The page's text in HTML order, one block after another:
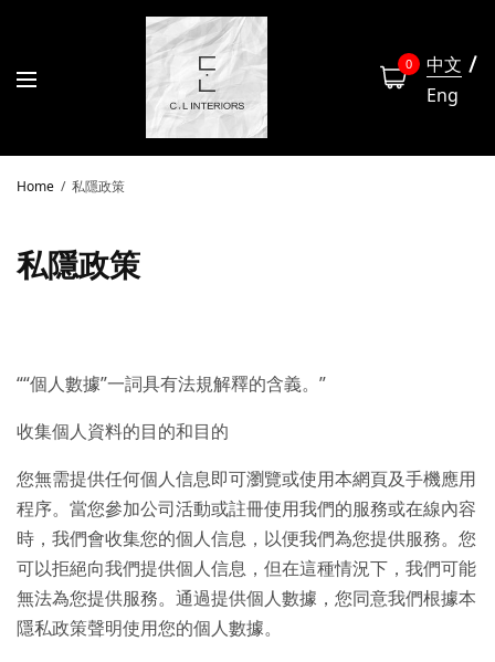
0
中文
Eng
Home 私隱政策
私隱政策
““個人數據”一詞具有法規解釋的含義。”
收集個人資料的目的和目的
您無需提供任何個人信息即可瀏覽或使用本網頁及手機應用
程序。當您參加公司活動或註冊使用我們的服務或在線內容
時，我們會收集您的個人信息，以便我們為您提供服務。您
可以拒絕向我們提供個人信息，但在這種情況下，我們可能
無法為您提供服務。通過提供個人數據，您同意我們根據本
隱私政策聲明使用您的個人數據。